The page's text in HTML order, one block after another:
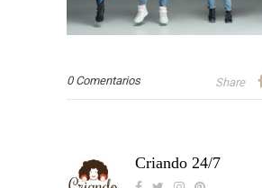
0 Comentarios Share
Criando 24/7